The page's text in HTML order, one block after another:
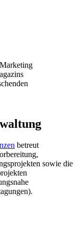
betreut
sowie die